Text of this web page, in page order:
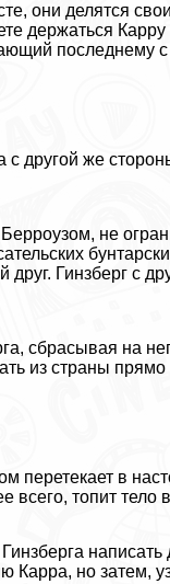
они делятся
держаться Карру
последнему
другой же
не
Гинзберг с
сбрасывая на
из страны
в
всего, топит тело
Карра, но затем,